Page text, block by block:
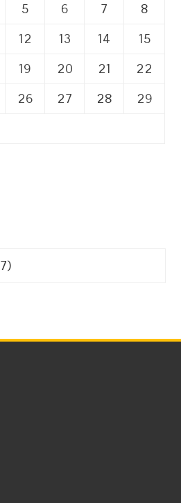
5 6 7
8
12 13 14
15
19 20 21
22
26 27 28
29